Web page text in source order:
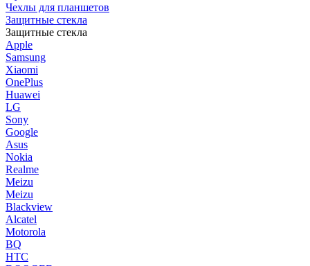
Чехлы для планшетов
Защитные стекла
Защитные стекла
Apple
Samsung
Xiaomi
OnePlus
Huawei
LG
Sony
Google
Asus
Nokia
Realme
Meizu
Meizu
Blackview
Alcatel
Motorola
BQ
HTC